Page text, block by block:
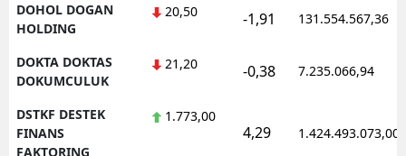
DOHOL DOGAN
HOLDING
20,50 -1,91 131.554.567,36
DOKTA DOKTAS
DOKUMCULUK
21,20 -0,38 7.235.066,94
DSTKF DESTEK
FINANS
FAKTORING
1.773,00
4,29 1.424.493.073,00